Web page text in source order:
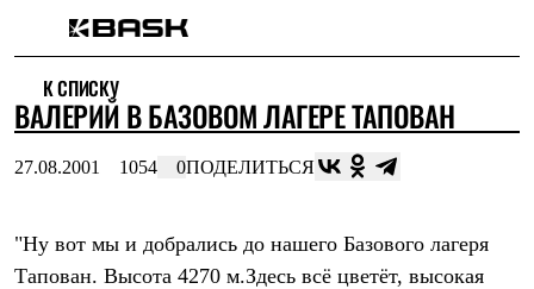
Интернет-магазин
Мужская одежда
Утепленная пухом
Куртки
Брюки
Утепленная синтетикой
Куртки
К СПИСКУ
ВАЛЕРИЙ В БАЗОВОМ ЛАГЕРЕ ТАПОВАН
27.08.2001 1054 0ПОДЕЛИТЬСЯ
"Ну вот мы и добрались до нашего Базового лагеря
Тапован. Высота 4270 м.Здесь всё цветёт, высокая